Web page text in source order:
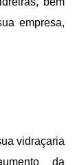
empresa,
vidraçaria
da